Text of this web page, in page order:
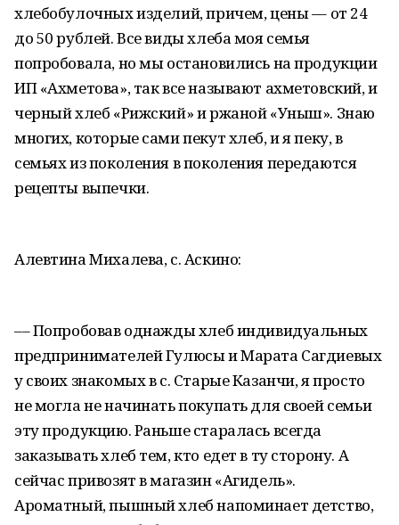
хлебобулочных изделий, причем, цены –– от 24
до 50 рублей. Все виды хлеба моя семья
попробовала, но мы остановились на продукции
ИП «Ахметова», так все называют ахметовский, и
черный хлеб «Рижский» и ржаной «Уныш». Знаю
многих, которые сами пекут хлеб, и я пеку, в
семьях из поколения в поколения передаются
рецепты выпечки.
Алевтина Михалева, с. Аскино:
–– Попробовав однажды хлеб индивидуальных
предпринимателей Гулюсы и Марата Сагдиевых
у своих знакомых в с. Старые Казанчи, я просто
не могла не начинать покупать для своей семьи
эту продукцию. Раньше старалась всегда
заказывать хлеб тем, кто едет в ту сторону. А
сейчас привозят в магазин «Агидель».
Ароматный, пышный хлеб напоминает детство,